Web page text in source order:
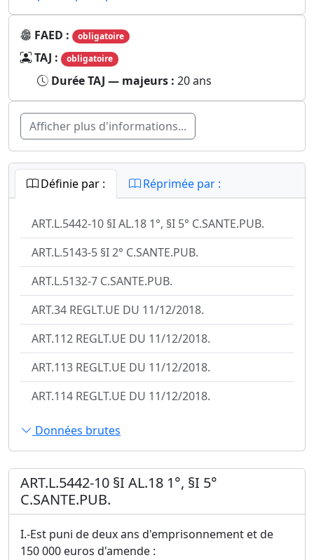
FAED : obligatoire
TAJ : obligatoire
Durée TAJ — majeurs : 20 ans
Afficher plus d'informations...
Définie par : Réprimée par :
ART.L.5442-10 §I AL.18 1°, §I 5° C.SANTE.PUB.
ART.L.5143-5 §I 2° C.SANTE.PUB.
ART.L.5132-7 C.SANTE.PUB.
ART.34 REGLT.UE DU 11/12/2018.
ART.112 REGLT.UE DU 11/12/2018.
ART.113 REGLT.UE DU 11/12/2018.
ART.114 REGLT.UE DU 11/12/2018.
Données brutes
ART.L.5442-10 §I AL.18 1°, §I 5°
C.SANTE.PUB.
I.-Est puni de deux ans d'emprisonnement et de
150 000 euros d'amende :